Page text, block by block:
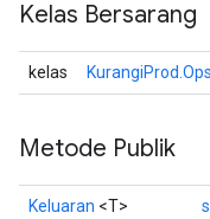
Kelas Bersarang
kelas
Metode Publik
Keluaran <T>